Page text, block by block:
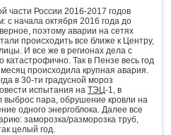
части России 2016-2017 годов
с начала октября 2016 года до
поэтому аварии на сетях
происходить все ближе к Центру,
И все же в регионах дела с
катастрофично. Так в Пензе весь год
происходила крупная авария.
в 30-ти градусной мороз
испытания на ТЭЦ-1, в
выброс пара, обрушение кровли на
одного энергоблока. Далее все
заморозка/разморозка труб,
целый год.